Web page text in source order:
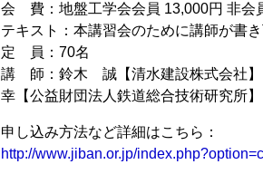
ン」
に
関
す
講
習
会 費：地盤工学会会員 13,000円 非会
テキスト：本講習会のために講師が書
定 員：70名
講 師：鈴木 誠【清水建設株式会社
幸【公益財団法人鉄道総合技術研究所
申し込み方法など詳細はこちら：
http://www.jiban.or.jp/